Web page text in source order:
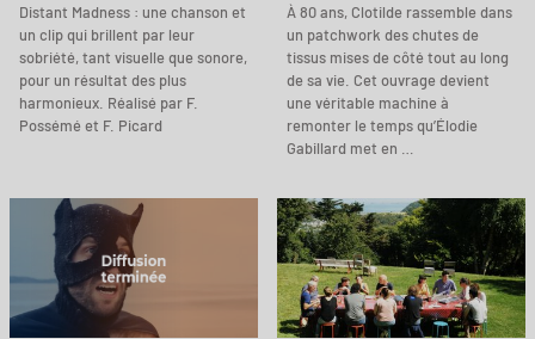
Distant Madness : une chanson et
un clip qui brillent par leur
sobriété, tant visuelle que sonore,
pour un résultat des plus
harmonieux. Réalisé par F.
Possémé et F. Picard
À 80 ans, Clotilde rassemble dans
un patchwork des chutes de
tissus mises de côté tout au long
de sa vie. Cet ouvrage devient
une véritable machine à
remonter le temps qu’Élodie
Gabillard met en …